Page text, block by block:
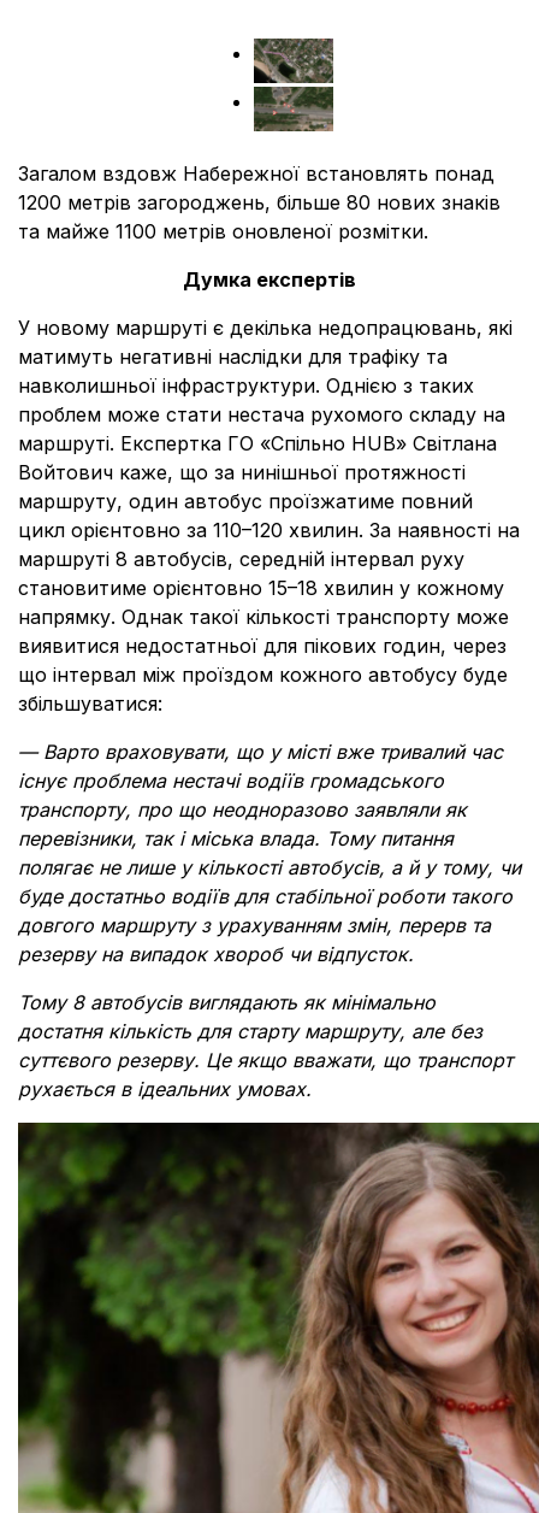
Загалом вздовж Набережної встановлять понад
1200 метрів загороджень, більше 80 нових знаків
та майже 1100 метрів оновленої розмітки.
Думка експертів
У новому маршруті є декілька недопрацювань, які
матимуть негативні наслідки для трафіку та
навколишньої інфраструктури. Однією з таких
проблем може стати нестача рухомого складу на
маршруті. Експертка ГО «Спільно HUB» Світлана
Войтович каже, що за нинішньої протяжності
маршруту, один автобус проїзжатиме повний
цикл орієнтовно за 110–120 хвилин. За наявності на
маршруті 8 автобусів, середній інтервал руху
становитиме орієнтовно 15–18 хвилин у кожному
напрямку. Однак такої кількості транспорту може
виявитися недостатньої для пікових годин, через
що інтервал між проїздом кожного автобусу буде
збільшуватися:
— Варто враховувати, що у місті вже тривалий час
існує проблема нестачі водіїв громадського
транспорту, про що неодноразово заявляли як
перевізники, так і міська влада. Тому питання
полягає не лише у кількості автобусів, а й у тому, чи
буде достатньо водіїв для стабільної роботи такого
довгого маршруту з урахуванням змін, перерв та
резерву на випадок хвороб чи відпусток.
Тому 8 автобусів виглядають як мінімально
достатня кількість для старту маршруту, але без
суттєвого резерву. Це якщо вважати, що транспорт
рухається в ідеальних умовах.